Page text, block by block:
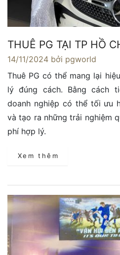
THUÊ PG TẠI TP HỒ
14/11/2024 bởi pgworld
Thuê PG có thể mang lại
lý đúng cách. Bằng cách
doanh nghiệp có thể tối ưu
và tạo ra những trải nghiệm
phí hợp lý.
Xem thêm